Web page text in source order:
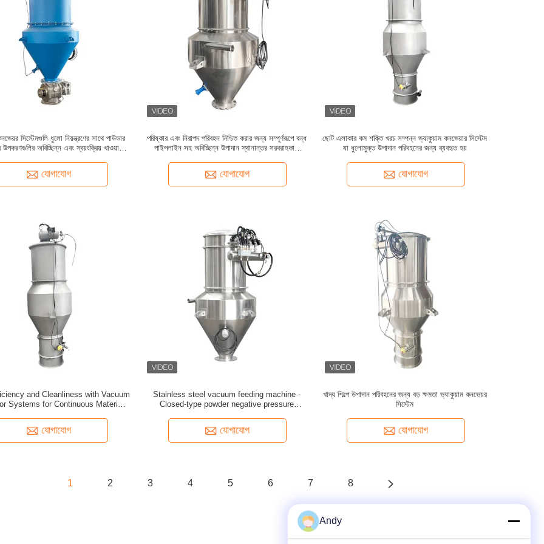
সিস্টেমগুলি ধুলো নিয়ন্ত্রণের সাথে পাউডার
উপকরণগুলির অবিচ্ছিন্ন এবং স্বয়ংক্রিয় খাওয়ানোর
যোগাযোগ
পরিষ্কার এবং নিরাপদ পরিবহন নিশ্চিত করার জন্য সম্পূর্ণরূপে বন্ধ
পাইপলাইন সহ অবিচ্ছিন্ন উপাদান স্থানান্তর সরবরাহকারী
যোগাযোগ
ছোট এলাকার কম শক্তি খরচ সম্পন্ন ভ্যাকুয়াম কনভেয়ার সিস্টেম
যা ধুলোমুক্ত উপাদান পরিবহনের জন্য ব্যবহৃত হয়
যোগাযোগ
and Cleanliness with Vacuum
Systems for Continuous Material
যোগাযোগ
Stainless steel vacuum feeding machine -
Closed-type powder negative pressure
যোগাযোগ
খাদ্য শিল্পে উপাদান পরিবহনের জন্য বড় ক্ষমতা ভ্যাকুয়াম কনভেয়র
সিস্টেম
যোগাযোগ
1 2 3 4 5 6 7 8
Andy